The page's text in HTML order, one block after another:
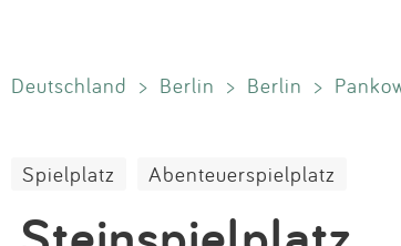
Deutschland > Berlin > Berlin >
Spielplatz Abenteuerspielplatz